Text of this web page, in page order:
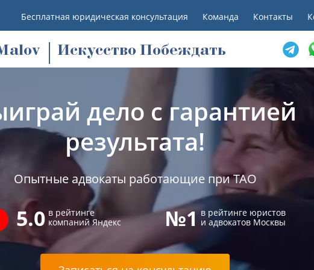
Бесплатная юридическая консультация Команда Контакты
alov Искусство Побеждать
дело с гарантией
результата!
Опытные адвокаты работающие при ТАО
5.0 в рейтинге
компаний Яндекс
№1 в рейтинге юристов
и адвокатов Москвы